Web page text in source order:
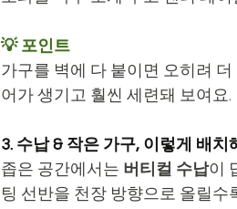
💡 포인트
가구를 벽에 다 붙이면 오히려
어가 생기고 훨씬 세련돼 보여요.
3. 수납 & 작은 가구, 이렇게 배치
좁은 공간에서는 버티컬 수납이
팅 선반을 천장 방향으로 올릴수